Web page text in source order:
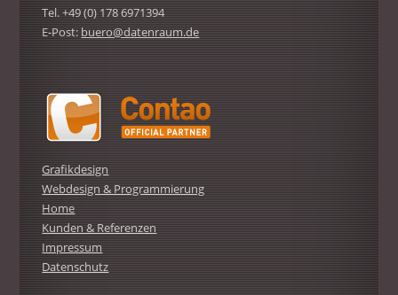
Tel. +49 (0) 178 6971394
E-Post:buero@datenraum.de
Grafikdesign
Webdesign & Programmierung
Home
Kunden & Referenzen
Impressum
Datenschutz